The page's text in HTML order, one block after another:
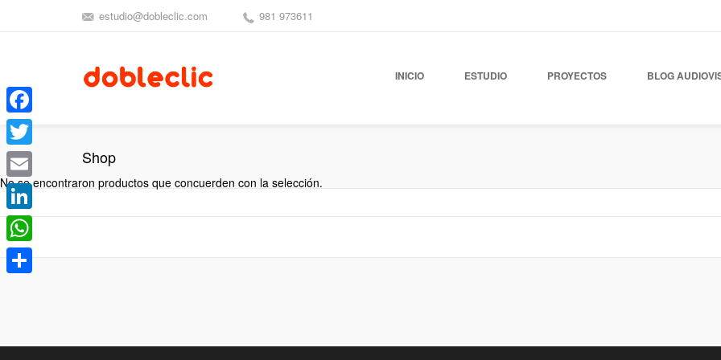
estudio@dobleclic.com 981 973611
INICIO ESTUDIO PROYECTOS BLOG
Shop
No se encontraron productos que concuerden con la selección.
Facebook
Twitter
Email
LinkedIn
WhatsApp